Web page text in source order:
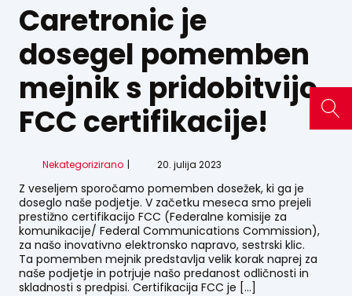
Caretronic je
dosegel pomemben
mejnik s pridobitvijo
FCC certifikacije!
Nekategorizirano 20. julija 2023
Z veseljem sporočamo pomemben dosežek, ki ga je
doseglo naše podjetje. V začetku meseca smo prejeli
prestižno certifikacijo FCC (Federalne komisije za
komunikacije/ Federal Communications Commission),
za našo inovativno elektronsko napravo, sestrski klic.
Ta pomemben mejnik predstavlja velik korak naprej za
naše podjetje in potrjuje našo predanost odličnosti in
skladnosti s predpisi. Certifikacija FCC je […]